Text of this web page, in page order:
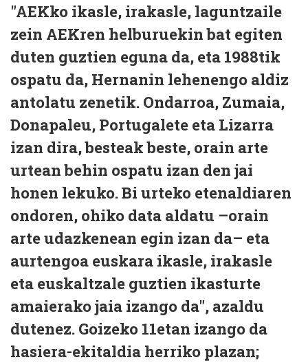
"AEKko ikasle, irakasle, laguntzaile
zein AEKren helburuekin bat egiten
duten guztien eguna da, eta 1988tik
ospatu da, Hernanin lehenengo aldiz
antolatu zenetik. Ondarroa, Zumaia,
Donapaleu, Portugalete eta Lizarra
izan dira, besteak beste, orain arte
urtean behin ospatu izan den jai
honen lekuko. Bi urteko etenaldiaren
ondoren, ohiko data aldatu –orain
arte udazkenean egin izan da– eta
aurtengoa euskara ikasle, irakasle
eta euskaltzale guztien ikasturte
amaierako jaia izango da", azaldu
dutenez. Goizeko 11etan izango da
hasiera-ekitaldia herriko plazan;